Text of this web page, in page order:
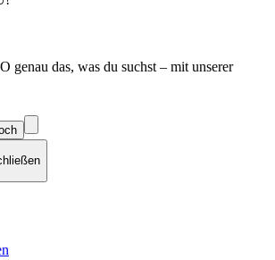
genau das, was du suchst – mit unserer